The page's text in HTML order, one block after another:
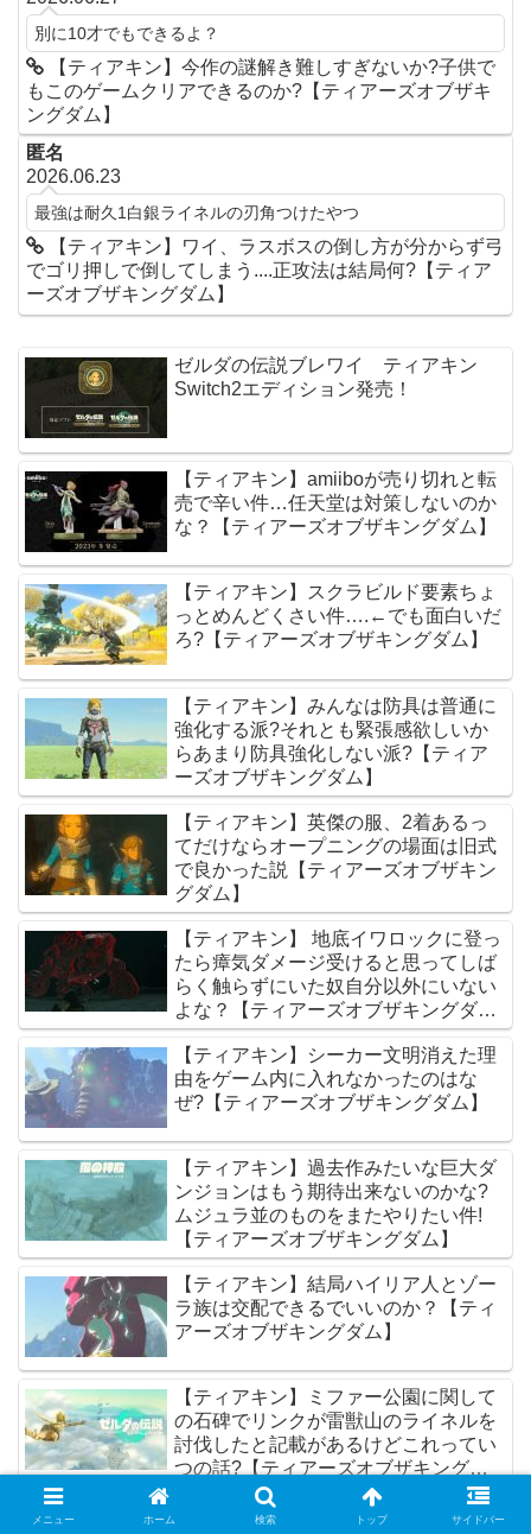
別に10才でもできるよ？
【ティアキン】今作の謎解き難しすぎないか?子供で
もこのゲームクリアできるのか?【ティアーズオブザキ
ングダム】
匿名
2026.06.23
最強は耐久1白銀ライネルの刃角つけたやつ
【ティアキン】ワイ、ラスボスの倒し方が分からず弓
でゴリ押しで倒してしまう....正攻法は結局何?【ティア
ーズオブザキングダム】
ゼルダの伝説ブレワイ ティアキン
Switch2エディション発売！
【ティアキン】amiiboが売り切れと転
売で辛い件…任天堂は対策しないのか
な？【ティアーズオブザキングダム】
【ティアキン】スクラビルド要素ちょ
っとめんどくさい件….←でも面白いだ
ろ?【ティアーズオブザキングダム】
【ティアキン】みんなは防具は普通に
強化する派?それとも緊張感欲しいか
らあまり防具強化しない派?【ティア
ーズオブザキングダム】
【ティアキン】英傑の服、2着あるっ
てだけならオープニングの場面は旧式
で良かった説【ティアーズオブザキン
グダム】
【ティアキン】 地底イワロックに登っ
たら瘴気ダメージ受けると思ってしば
らく触らずにいた奴自分以外にいない
よな？【ティアーズオブザキングダ
ム】
【ティアキン】シーカー文明消えた理
由をゲーム内に入れなかったのはな
ぜ?【ティアーズオブザキングダム】
【ティアキン】過去作みたいな巨大ダ
ンジョンはもう期待出来ないのかな?
ムジュラ並のものをまたやりたい件!
【ティアーズオブザキングダム】
【ティアキン】結局ハイリア人とゾー
ラ族は交配できるでいいのか？【ティ
アーズオブザキングダム】
【ティアキン】ミファー公園に関して
の石碑でリンクが雷獣山のライネルを
討伐したと記載があるけどこれってい
つの話?【ティアーズオブザキングダ
メニュー ホーム 検索 トップ サイドバー